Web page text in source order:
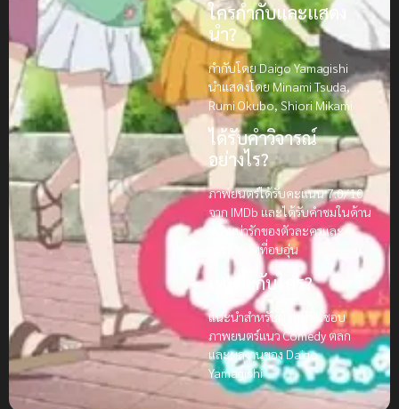
ใครกำกับและแสดง
นำ?
กำกับโดย Daigo Yamagishi
นำแสดงโดย Minami Tsuda,
Rumi Okubo, Shiori Mikami
ได้รับคำวิจารณ์
อย่างไร?
ภาพยนตร์ได้รับคะแนน 7.0/10
จาก IMDb และได้รับคำชมในด้าน
ความน่ารักของตัวละครและ
บรรยากาศที่อบอุ่น
เหมาะกับใคร?
แนะนำสำหรับผู้ชมที่ชื่นชอบ
ภาพยนตร์แนว Comedy ตลก
และผลงานของ Daigo
Yamagishi